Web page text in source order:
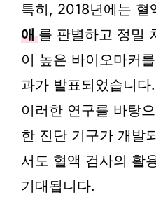
특히, 2018년에는 혈
애 를 판별하고 정밀
이 높은 바이오마커
과가 발표되었습니다.
이러한 연구를 바탕
한 진단 기구가 개발
서도 혈액 검사의 활
기대됩니다.